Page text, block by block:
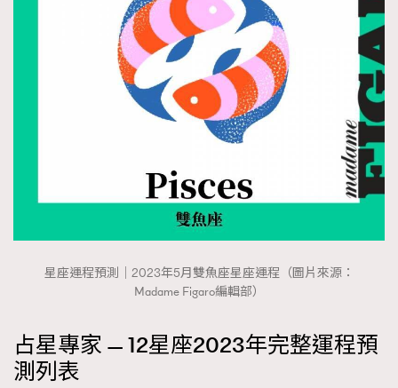
星座運程預測｜2023年5月雙魚座星座運程（圖片來源：
Madame Figaro編輯部）
占星專家 — 12星座2023年完整運程預
測列表